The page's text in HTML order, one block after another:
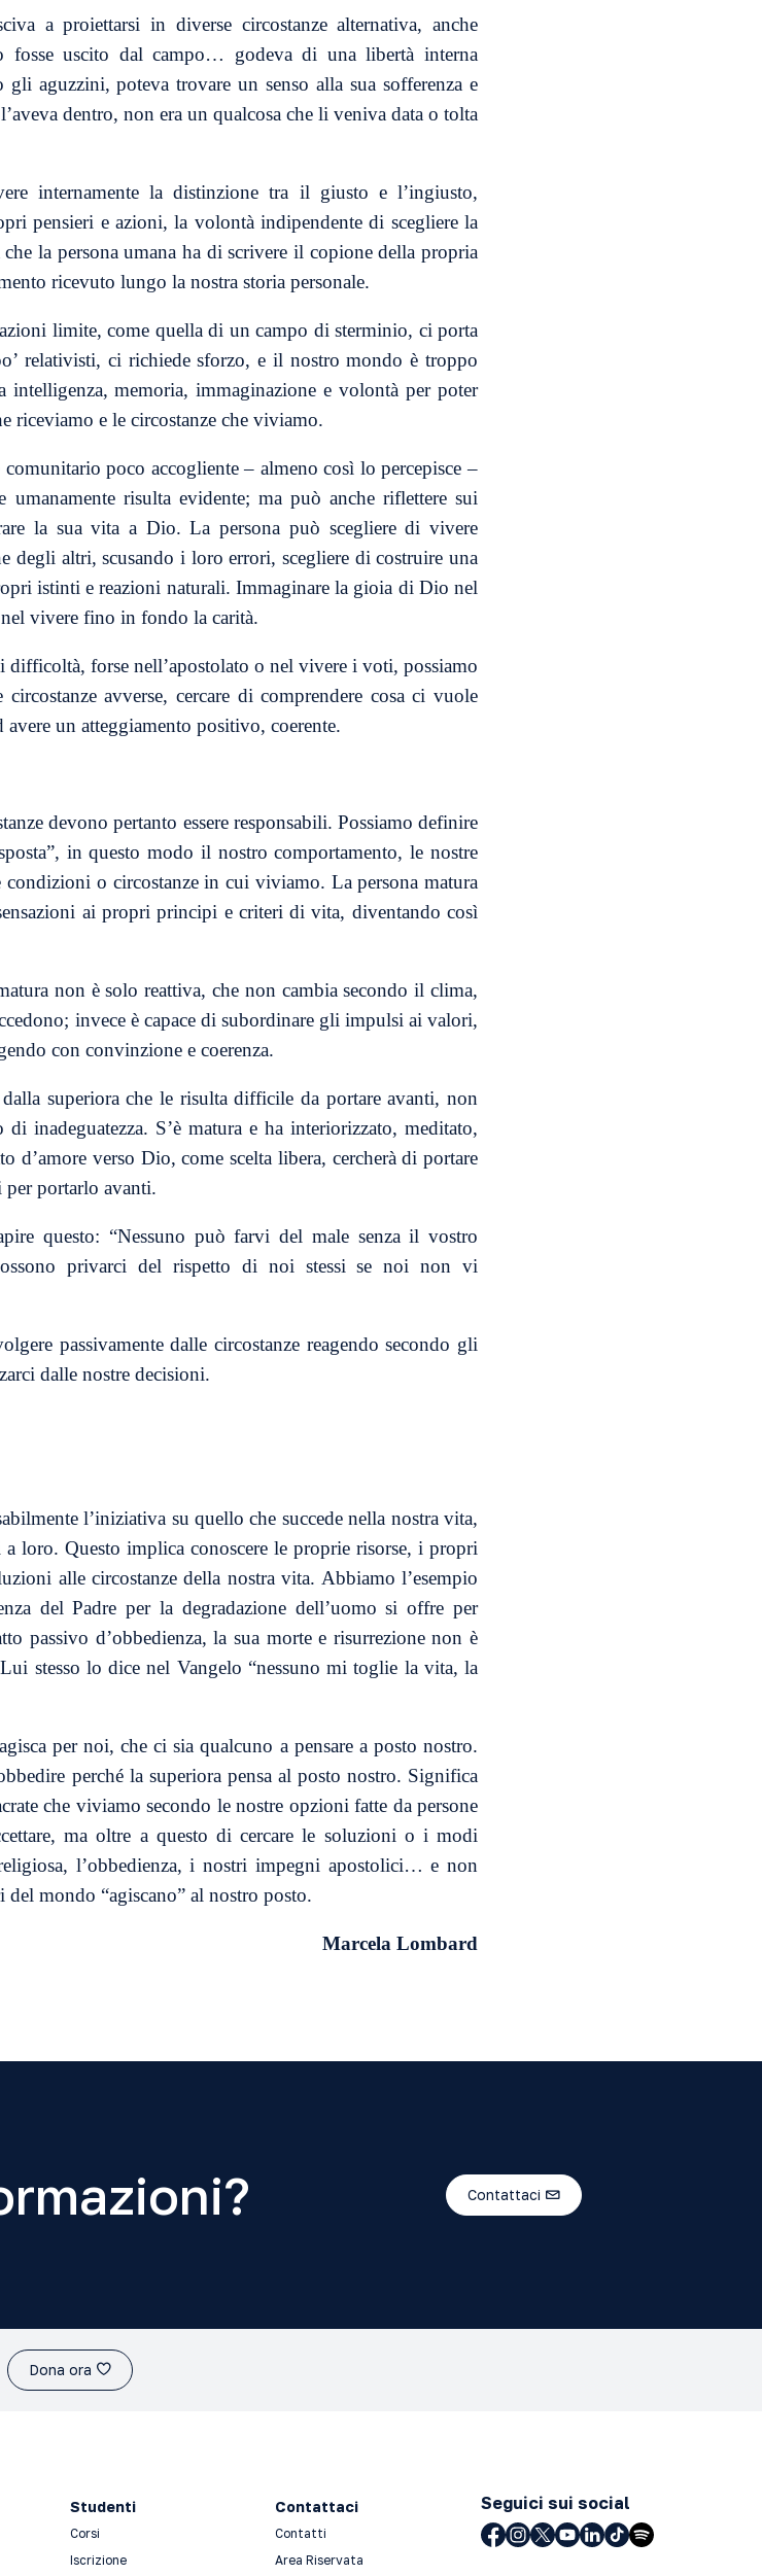
a proiettarsi in diverse circostanze alternativa, anche
fosse uscito dal campo… godeva di una libertà interna
aguzzini, poteva trovare un senso alla sua sofferenza e
dentro, non era un qualcosa che li veniva data o tolta
internamente la distinzione tra il giusto e l’ingiusto,
pensieri e azioni, la volontà indipendente di scegliere la
la persona umana ha di scrivere il copione della propria
ricevuto lungo la nostra storia personale.
limite, come quella di un campo di sterminio, ci porta
relativisti, ci richiede sforzo, e il nostro mondo è troppo
intelligenza, memoria, immaginazione e volontà per poter
riceviamo e le circostanze che viviamo.
poco accogliente – almeno così lo percepisce –
risulta evidente; ma può anche riflettere sui
la sua vita a Dio. La persona può scegliere di vivere
degli altri, scusando i loro errori, scegliere di costruire una
istinti e reazioni naturali. Immaginare la gioia di Dio nel
nel vivere fino in fondo la carità.
forse nell’apostolato o nel vivere i voti, possiamo
avverse, cercare di comprendere cosa ci vuole
un atteggiamento positivo, coerente.
devono pertanto essere responsabili. Possiamo definire
in questo modo il nostro comportamento, le nostre
o circostanze in cui viviamo. La persona matura
ai propri principi e criteri di vita, diventando così
non è solo reattiva, che non cambia secondo il clima,
invece è capace di subordinare gli impulsi ai valori,
con convinzione e coerenza.
superiora che le risulta difficile da portare avanti, non
inadeguatezza. S’è matura e ha interiorizzato, meditato,
d’amore verso Dio, come scelta libera, cercherà di portare
portarlo avanti.
questo: “Nessuno può farvi del male senza il vostro
privarci del rispetto di noi stessi se noi non vi
passivamente dalle circostanze reagendo secondo gli
dalle nostre decisioni.
l’iniziativa su quello che succede nella nostra vita,
loro. Questo implica conoscere le proprie risorse, i propri
alle circostanze della nostra vita. Abbiamo l’esempio
del Padre per la degradazione dell’uomo si offre per
passivo d’obbedienza, la sua morte e risurrezione non è
stesso lo dice nel Vangelo “nessuno mi toglie la vita, la
per noi, che ci sia qualcuno a pensare a posto nostro.
perché la superiora pensa al posto nostro. Significa
che viviamo secondo le nostre opzioni fatte da persone
ma oltre a questo di cercare le soluzioni o i modi
l’obbedienza, i nostri impegni apostolici… e non
mondo “agiscano” al nostro posto.
Marcela Lombard
Contattaci
Dona ora
Studenti
Corsi
Iscrizione
Contattaci
Contatti
Area Riservata
Seguici sui social